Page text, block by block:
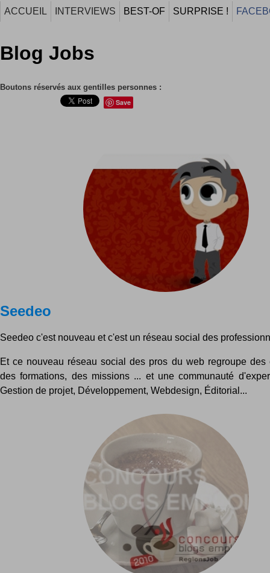
ACCUEIL INTERVIEWS BEST-OF SURPRISE !
Blog Jobs
Boutons réservés aux gentilles personnes :
Save
Seedeo
Seedeo c'est nouveau et c'est un réseau social des
Et ce nouveau réseau social des pros du web regroupe des
des formations, des missions ... et une communauté
Gestion de projet, Développement, Webdesign, Éditorial...